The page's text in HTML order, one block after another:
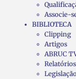
Associe-
BIBLIOTECA
Clipping
Artigos
ABRUC
Relatórios